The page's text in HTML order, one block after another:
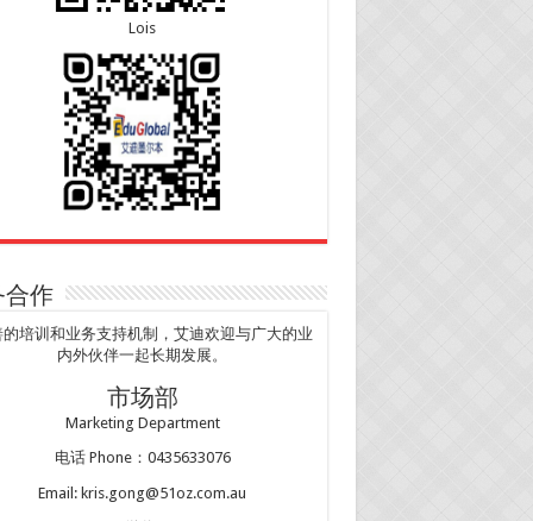
Lois
合作
培训和业务支持机制，艾迪欢迎与广大的业
内外伙伴一起长期发展。
市场部
Marketing Department
电话 Phone：0435633076
Email: kris.gong@51oz.com.au